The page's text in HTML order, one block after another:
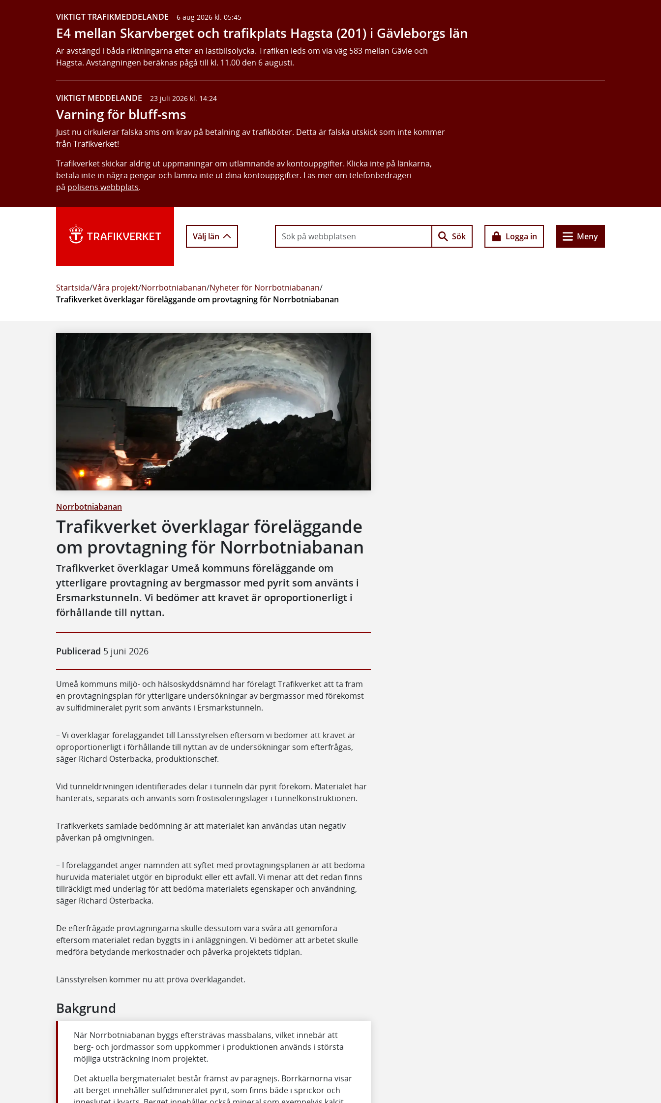
VIKTIGT TRAFIKMEDDELANDE 6 aug 2026 kl. 05:45
E4 mellan Skarvberget och trafikplats Hagsta (201) i Gävleborgs län
Är avstängd i båda riktningarna efter en lastbilsolycka. Trafiken leds om via väg 583 mellan Gävle och
Hagsta. Avstängningen beräknas pågå till kl. 11.00 den 6 augusti.
VIKTIGT MEDDELANDE 23 juli 2026 kl. 14:24
Varning för bluff-sms
Just nu cirkulerar falska sms om krav på betalning av trafikböter. Detta är falska utskick som inte kommer
från Trafikverket!
Trafikverket skickar aldrig ut uppmaningar om utlämnande av kontouppgifter. Klicka inte på länkarna,
betala inte in några pengar och lämna inte ut dina kontouppgifter. Läs mer om telefonbedrägeri
på polisens webbplats.
Välj län Sök Logga in Meny
Startsida/Våra projekt/Norrbotniabanan/Nyheter för Norrbotniabanan/
Trafikverket överklagar föreläggande om provtagning för Norrbotniabanan
Norrbotniabanan
Trafikverket överklagar föreläggande
om provtagning för Norrbotniabanan
Trafikverket överklagar Umeå kommuns föreläggande om
ytterligare provtagning av bergmassor med pyrit som använts i
Ersmarkstunneln. Vi bedömer att kravet är oproportionerligt i
förhållande till nyttan.
Publicerad 5 juni 2026
Umeå kommuns miljö- och hälsoskyddsnämnd har förelagt Trafikverket att ta fram
en provtagningsplan för ytterligare undersökningar av bergmassor med förekomst
av sulfidmineralet pyrit som använts i Ersmarkstunneln.
– Vi överklagar föreläggandet till Länsstyrelsen eftersom vi bedömer att kravet är
oproportionerligt i förhållande till nyttan av de undersökningar som efterfrågas,
säger Richard Österbacka, produktionschef.
Vid tunneldrivningen identifierades delar i tunneln där pyrit förekom. Materialet har
hanterats, separats och använts som frostisoleringslager i tunnelkonstruktionen.
Trafikverkets samlade bedömning är att materialet kan användas utan negativ
påverkan på omgivningen.
– I föreläggandet anger nämnden att syftet med provtagningsplanen är att bedöma
huruvida materialet utgör en biprodukt eller ett avfall. Vi menar att det redan finns
tillräckligt med underlag för att bedöma materialets egenskaper och användning,
säger Richard Österbacka.
De efterfrågade provtagningarna skulle dessutom vara svåra att genomföra
eftersom materialet redan byggts in i anläggningen. Vi bedömer att arbetet skulle
medföra betydande merkostnader och påverka projektets tidplan.
Länsstyrelsen kommer nu att pröva överklagandet.
Bakgrund
När Norrbotniabanan byggs eftersträvas massbalans, vilket innebär att
berg- och jordmassor som uppkommer i produktionen används i största
möjliga utsträckning inom projektet.
Det aktuella bergmaterialet består främst av paragnejs. Borrkärnorna visar
att berget innehåller sulfidmineralet pyrit, som finns både i sprickor och